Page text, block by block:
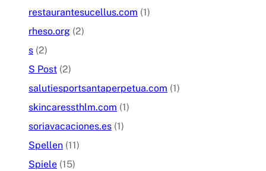
restaurantesucellus.com (1)
rheso.org (2)
s (2)
S Post (2)
salutiesportsantaperpetua.com (1)
skincaressthlm.com (1)
soriavacaciones.es (1)
Spellen (11)
Spiele (15)